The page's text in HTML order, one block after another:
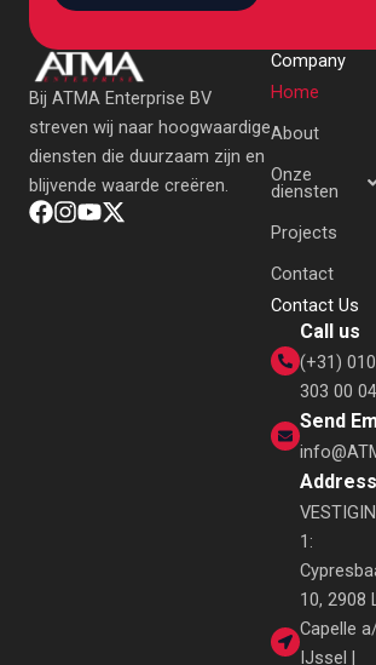
Bij ATMA Enterprise BV
streven wij naar hoogwaardige
diensten die duurzaam zijn en
blijvende waarde creëren.
Company
Home
About
Onze
diensten
Projects
Contact
Contact Us
Call us
(+31) 010
303 00 04
Send
Address
1:
10, 2908
Capelle
IJssel |